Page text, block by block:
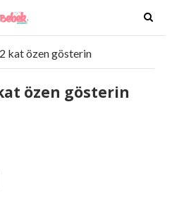
T
o
g
2 kat özen gösterin
özen gösterin